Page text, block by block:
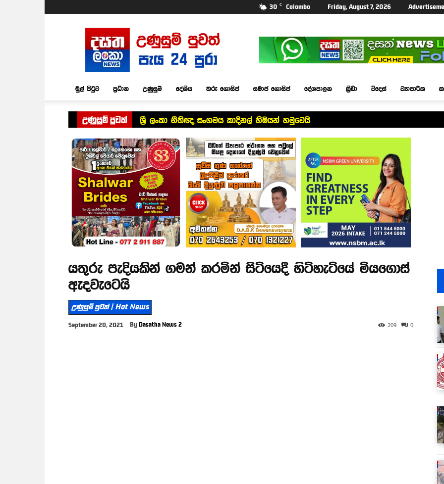
30 C Colombo Friday, August 7, 2026
Dasatha
Lanka
News
මුල් පිටුව ප්‍රධාන උණුසුම් දේශීය තරු ගොසිප් සමාජ ගොසිප් දේශපාලන ක්‍රීඩා විදෙස් ව්‍යාපාරික
උණුසුම් පුවත් ශ්‍රී ලංකා නීතිඥ සංගමය කාදිනල් හිමියන් හමුවෙයි
යතුරු පැදියකින් ගමන් කරමින් සිටියෙදී හිටිහැටියේ මියගොස්
ඇදවැටෙයි
උණුසුම් පුවත් | Hot News
September 20, 2021 By Dasatha News 2 0
209